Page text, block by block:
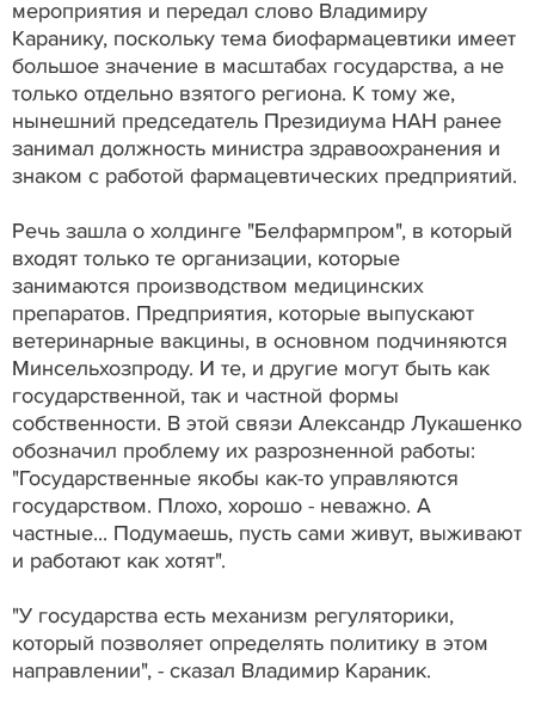
мероприятия и передал слово Владимиру
Каранику, поскольку тема биофармацевтики имеет
большое значение в масштабах государства, а не
только отдельно взятого региона. К тому же,
нынешний председатель Президиума НАН ранее
занимал должность министра здравоохранения и
знаком с работой фармацевтических предприятий.
Речь зашла о холдинге "Белфармпром", в который
входят только те организации, которые
занимаются производством медицинских
препаратов. Предприятия, которые выпускают
ветеринарные вакцины, в основном подчиняются
Минсельхозпроду. И те, и другие могут быть как
государственной, так и частной формы
собственности. В этой связи Александр Лукашенко
обозначил проблему их разрозненной работы:
"Государственные якобы как-то управляются
государством. Плохо, хорошо - неважно. А
частные... Подумаешь, пусть сами живут, выживают
и работают как хотят".
"У государства есть механизм регуляторики,
который позволяет определять политику в этом
направлении", - сказал Владимир Караник.